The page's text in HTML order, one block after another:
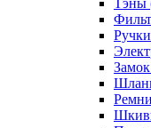
Тэны
Ручки
Ремни